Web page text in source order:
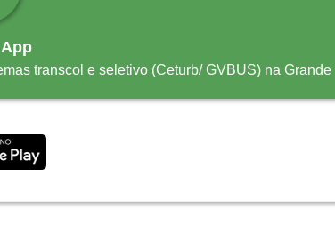
transcol e seletivo (Ceturb/ GVBUS) na Grande